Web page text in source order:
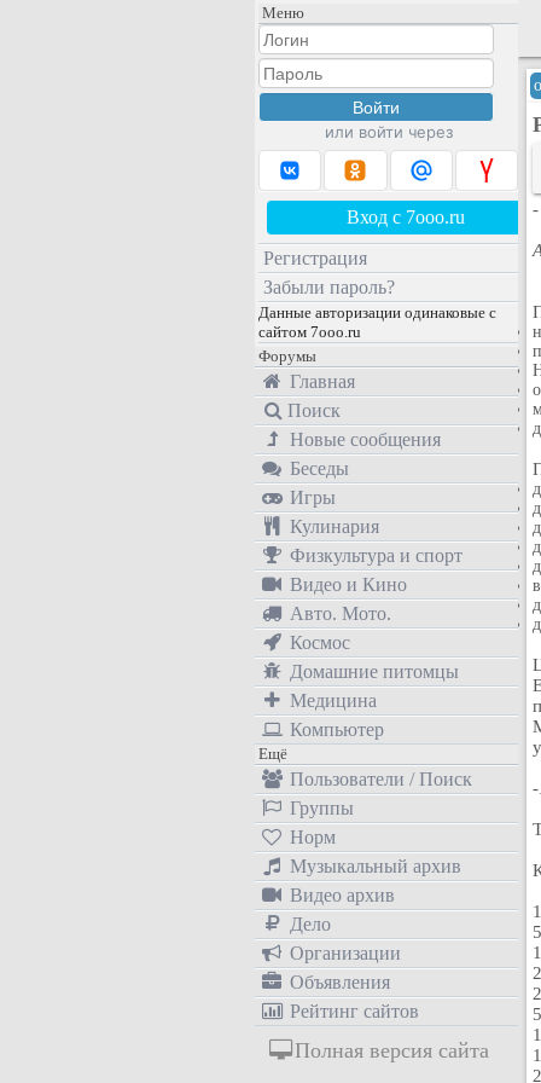
Меню
или войти через
Вход с 7ooo.ru
Регистрация
Забыли пароль?
Данные авторизации одинаковые с
сайтом 7ooo.ru
Форумы
Главная
Поиск
Новые сообщения
Беседы
Игры
Кулинария
Физкультура и спорт
Видео и Кино
Авто. Мото.
Космос
Домашние питомцы
Медицина
Компьютер
Ещё
Пользователи / Поиск
Группы
Норм
Музыкальный архив
Видео архив
Дело
Организации
Объявления
Рейтинг сайтов
Полная версия сайта